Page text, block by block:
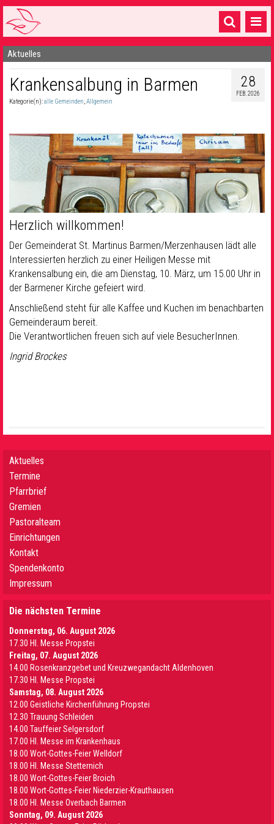
Startseite
1 Pfarrei
16 Gemeinden & mehr
Sakramente & Feste
Gemeinschaft & Soziales
Musik& Kultur
Seelsorge & Kontakt
Aktuelles
28
FEB. 2026
Krankensalbung in Barmen
Kategorie(n):alle Gemeinden,Allgemein
Herzlich willkommen!
Der Gemeinderat St. Martinus Barmen/Merzenhausen lädt alle
Interessierten herzlich zu einer Heiligen Messe mit
Krankensalbung ein, die am Dienstag, 10. März, um 15.00 Uhr in
der Barmener Kirche gefeiert wird.
Anschließend steht für alle Kaffee und Kuchen im benachbarten
Gemeinderaum bereit.
Die Verantwortlichen freuen sich auf viele BesucherInnen.
Ingrid Brockes
Aktuelles
Termine
Pfarrbrief
Gremien
Pastoralteam
Einrichtungen
Kontakt
Spendenkonto
Impressum
Die nächsten Termine
Donnerstag, 06. August 2026
17.30 Hl. Messe Propstei
Freitag, 07. August 2026
14.00 Rosenkranzgebet und Kreuzwegandacht Aldenhoven
17.30 Hl. Messe Propstei
Samstag, 08. August 2026
12.00 Geistliche Kirchenführung Propstei
12.30 Trauung Schleiden
14.00 Tauffeier Selgersdorf
17.00 Hl. Messe im Krankenhaus
18.00 Wort-Gottes-Feier Welldorf
18.00 Hl. Messe Stetternich
18.00 Wort-Gottes-Feier Broich
18.00 Wort-Gottes-Feier Niederzier-Krauthausen
18.00 Hl. Messe Overbach Barmen
Sonntag, 09. August 2026